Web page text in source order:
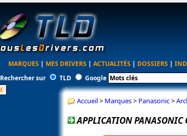
MARQUES | MES DRIVERS | ACTUALITÉS | DOSSIERS |
Rechercher sur
TLD Google
Accueil> Marques> Panasonic>
APPLICATION PANASONIC